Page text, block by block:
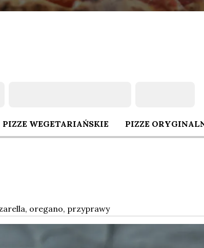
Oferta
PIZZE WEGETARIAŃSKIE PIZZE
oregano, przyprawy